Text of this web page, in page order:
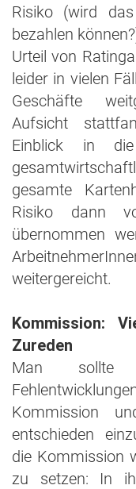
Risiko (wird
bezahlen
Urteil von
leider in vielen
Geschäfte
Aufsicht
Einblick in
gesamte
Risiko dann
übernommen
weitergereicht.
Kommission:
Zureden
Man sollte
Kommission
entschieden
die Kommission
zu setzen: In